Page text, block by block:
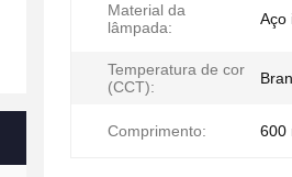
Material da
lâmpada:
Aço
Temperatura de cor
(CCT):
Comprimento: 600